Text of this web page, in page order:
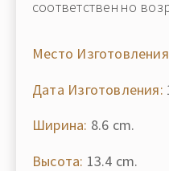
соответственно
Место
Дата Изготовления:
Ширина: 8.6 cm.
Высота: 13.4 cm.